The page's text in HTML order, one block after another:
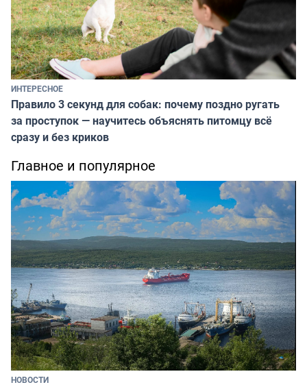
ИНТЕРЕСНОЕ
Правило 3 секунд для собак: почему поздно ругать
за проступок — научитесь объяснять питомцу всё
сразу и без криков
Главное и популярное
НОВОСТИ